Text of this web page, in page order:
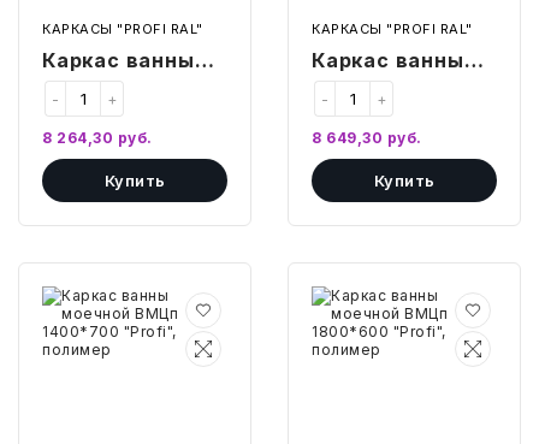
КРАСОТА И ЗДОРОВЬЕ
АВТОТОВАРЫ
СТЭМ-ОБРАЗОВАНИЕ
КАРКАСЫ "PROFI RAL"
Каркас ванны
моечной ВМЦп
1200*700
"Profi", полимер
+
-
8 264,30 руб.
Купить
КАРКАСЫ "PROFI RAL"
Каркас ванны
моечной ВМЦп
1400*600
"Profi", полимер
+
-
8 649,30 руб.
Купить
Каркас
ванны
моечной
ВМЦп
Каркас
ванны
моечной
ВМЦп